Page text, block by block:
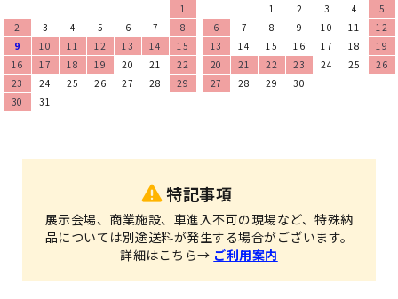
1
2
3 4 5 6 7
8
9
10 11 12 13 14
15
16
17 18 19 20 21
22
23
24 25 26 27 28
29
30
31
1 2 3 4
5
6
7 8 9 10 11
12
13
14 15 16 17 18
19
20
21 22 23 24 25
26
27
28 29 30
特記事項
展示会場、商業施設、車進入不可の現場など、特殊納
品については別途送料が発生する場合がございます。
詳細はこちら→ ご利用案内